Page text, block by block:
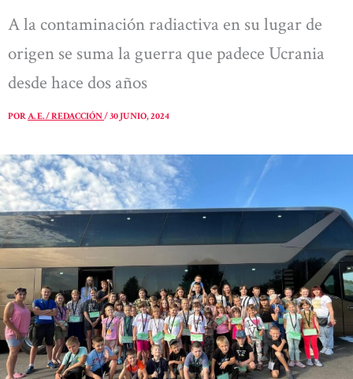
A la contaminación radiactiva en su lugar de
origen se suma la guerra que padece Ucrania
desde hace dos años
PORA. E. / REDACCIÓN/30 JUNIO, 2024